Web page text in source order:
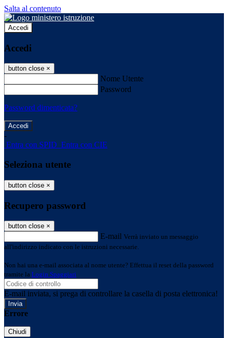
Salta al contenuto
Accedi
Accedi
button close ×
Nome Utente
Password
Password dimenticata?
-
Entra con SPID Entra con CIE
Seleziona utente
button close ×
Recupero password
button close ×
E-mail Verrà inviato un messaggio
all'indirizzo indicato con le istruzioni necessarie.
Non hai una e-mail associata al nome utente? Effettua il reset della password
tramite la Login Spaggiari
E-mail inviata, si prega di controllare la casella di posta elettronica!
Errore
Chiudi